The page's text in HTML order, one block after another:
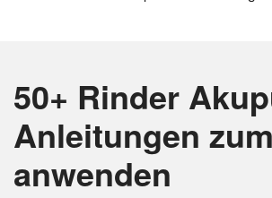
50+ Rinder
Anleitungen
anwenden